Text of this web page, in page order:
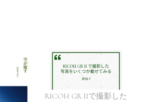
RICOH GR IIで撮影した